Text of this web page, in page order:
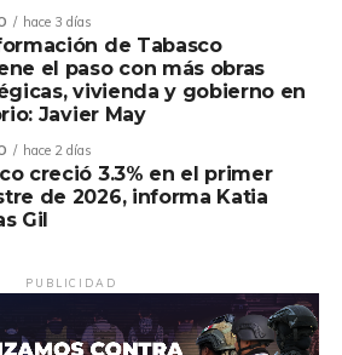
hace 3 días
de Tabasco
el paso con más obras
vivienda y gobierno en
Javier May
hace 2 días
creció 3.3% en el primer
de 2026, informa Katia
Gil
PUBLICIDAD